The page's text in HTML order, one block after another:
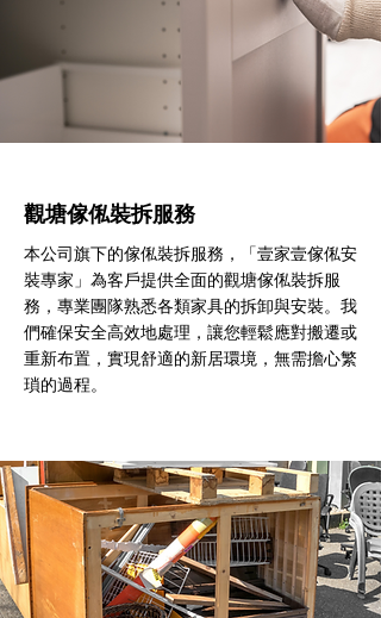
觀塘傢俬裝拆服務
本公司旗下的傢俬裝拆服務，「壹家壹傢俬安
裝專家」為客戶提供全面的觀塘傢俬裝拆服
務，專業團隊熟悉各類家具的拆卸與安裝。我
們確保安全高效地處理，讓您輕鬆應對搬遷或
重新布置，實現舒適的新居環境，無需擔心繁
瑣的過程。